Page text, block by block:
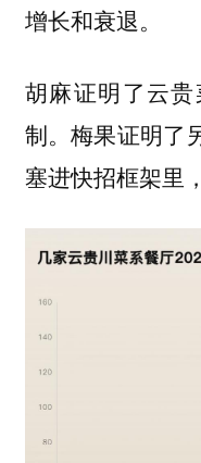
增长和衰退。
胡麻证明了云
制。梅果证明了
塞进快招框架里